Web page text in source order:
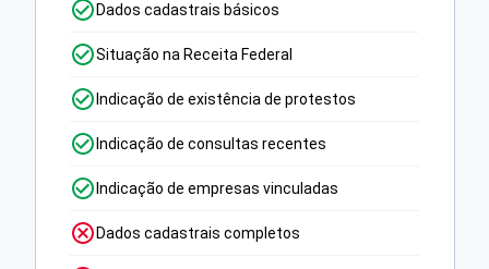
Dados cadastrais básicos
Situação na Receita Federal
Indicação de existência de protestos
Indicação de consultas recentes
Indicação de empresas vinculadas
Dados cadastrais completos